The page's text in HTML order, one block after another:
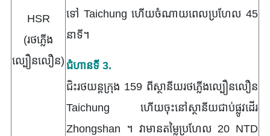
HSR
(រថភ្លើង
ល្បឿនលឿន)
ទៅ Taichung ហើយចំណាយពេលប្រហែល 45
នាទី។
ជំហានទី 3.
ជិះរថយន្តក្រុង 159 ពីស្ថានីយរថភ្លើងល្បឿនលឿន
Taichung ហើយចុះនៅស្ថានីយជាប់ផ្លូវដើរ
Zhongshan ។ វាមានតម្លៃប្រហែល 20 NTD